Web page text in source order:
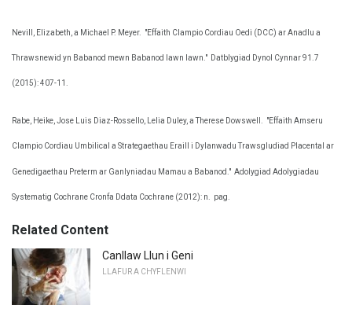
Nevill, Elizabeth, a Michael P. Meyer. "Effaith Clampio Cordiau Oedi (DCC) ar Anadlu a
Thrawsnewid yn Babanod mewn Babanod Iawn Iawn." Datblygiad Dynol Cynnar 91.7
(2015): 407-11.
Rabe, Heike, Jose Luis Diaz-Rossello, Lelia Duley, a Therese Dowswell. "Effaith Amseru
Clampio Cordiau Umbilical a Strategaethau Eraill i Dylanwadu Trawsgludiad Placental ar
Genedigaethau Preterm ar Ganlyniadau Mamau a Babanod." Adolygiad Adolygiadau
Systematig Cochrane Cronfa Ddata Cochrane (2012): n. pag.
Related Content
Canllaw Llun i Geni
LLAFUR A CHYFLENWI